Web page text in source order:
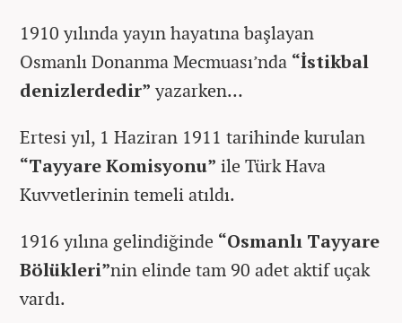
1910 yılında yayın hayatına başlayan
Osmanlı Donanma Mecmuası’nda “İstikbal
denizlerdedir”yazarken…
Ertesi yıl, 1 Haziran 1911 tarihinde kurulan
“Tayyare Komisyonu” ile Türk Hava
Kuvvetlerinin temeli atıldı.
1916 yılına gelindiğinde “Osmanlı Tayyare
Bölükleri”nin elinde tam 90 adet aktif uçak
vardı.